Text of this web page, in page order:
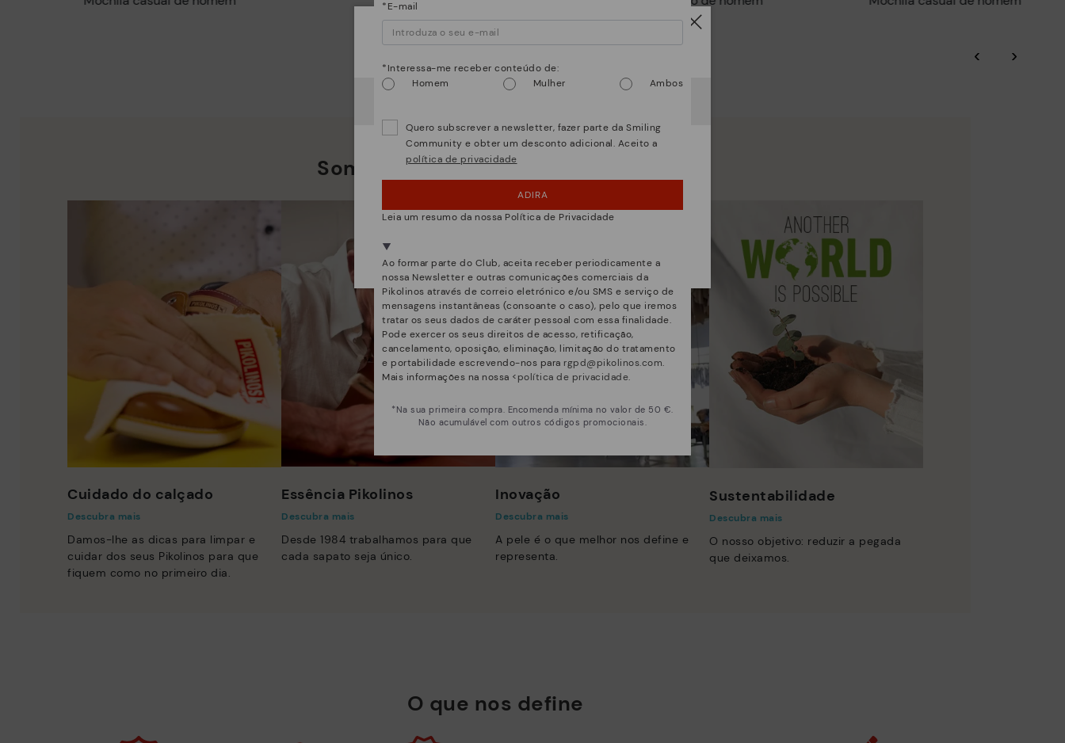
‹ ›
Somos muito mais do que sapatos
Cuidado do calçado
Descubra mais
Damos-lhe as dicas para limpar e
cuidar dos seus Pikolinos para que
fiquem como no primeiro dia.
Essência Pikolinos
Descubra mais
Desde 1984 trabalhamos para que
cada sapato seja único.
Inovação
Descubra mais
A pele é o que melhor nos define e
representa.
Sustentabilidade
Descubra mais
O nosso objetivo: reduzir a pegada
que deixamos.
O que nos define
Atenção!
USAe vai aceder no Portugal.
¡UPS! FOI UM LAPSO, CONTINUO EM USA
NÂO, QUERO VISITAR A WEB DO PORTUGAL
*E-mail
*Interessa-me receber conteúdo de:
Homem
Mulher Ambos
Quero subscrever a newsletter, fazer parte da Smiling
Community e obter um desconto adicional. Aceito a
política de privacidade
ADIRA
Leia um resumo da nossa Política de Privacidade
Ao formar parte do Club, aceita receber periodicamente a
nossa Newsletter e outras comunicações comerciais da
Pikolinos através de correio eletrónico e/ou SMS e serviço de
mensagens instantâneas (consoante o caso), pelo que iremos
tratar os seus dados de caráter pessoal com essa finalidade.
Pode exercer os seus direitos de acesso, retificação,
cancelamento, oposição, eliminação, limitação do tratamento
e portabilidade escrevendo-nos para rgpd@pikolinos.com.
Mais informações na nossa <política de privacidade.
*Na sua primeira compra. Encomenda mínima no valor de 50 €.
Não acumulável com outros códigos promocionais.